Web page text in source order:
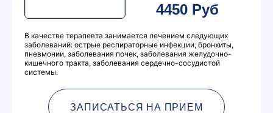
4450 Руб
В качестве терапевта занимается лечением следующих
заболеваний: острые респираторные инфекции, бронхиты,
пневмонии, заболевания почек, заболевания желудочно-
кишечного тракта, заболевания сердечно-сосудистой
системы.
ЗАПИСАТЬСЯ НА ПРИЕМ